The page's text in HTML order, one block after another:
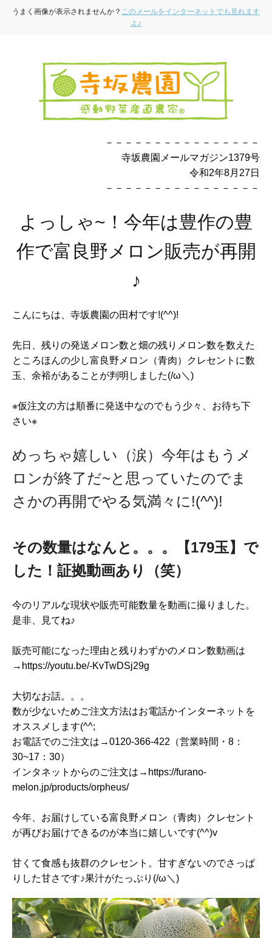
うまく画像が表示されませんか？ このメールをインターネットでも見れます
よ♪
－－－－－－－－－－－－－－－－
寺坂農園メールマガジン1379号
令和2年8月27日
－－－－－－－－－－－－－－－－
よっしゃ~！今年は豊作の豊
作で富良野メロン販売が再開
♪
こんにちは、寺坂農園の田村です!(^^)!
先日、残りの発送メロン数と畑の残りメロン数を数えた
ところほんの少し富良野メロン（青肉）クレセントに数
玉、余裕があることが判明しました(/ω＼)
※仮注文の方は順番に発送中なのでもう少々、お待ち下
さい※
めっちゃ嬉しい（涙）今年はもうメ
ロンが終了だ~と思っていたのでま
さかの再開でやる気満々に!(^^)!
その数量はなんと。。。【179玉】で
した！証拠動画あり（笑）
今のリアルな現状や販売可能数量を動画に撮りました。
是非、見てね♪
販売可能になった理由と残りわずかのメロン数動画は
→https://youtu.be/-KvTwDSj29g
大切なお話。。。
数が少ないためご注文方法はお電話かインターネットを
オススメします(^^;
お電話でのご注文は→0120-366-422（営業時間・8：
30~17：30）
インタネットからのご注文は→https://furano-
melon.jp/products/orpheus/
今年、お届けしている富良野メロン（青肉）クレセント
が再びお届けできるのが本当に嬉しいです(^^)v
甘くて食感も抜群のクレセント。甘すぎないのでさっぱ
りした甘さです♪果汁がたっぷり(/ω＼)